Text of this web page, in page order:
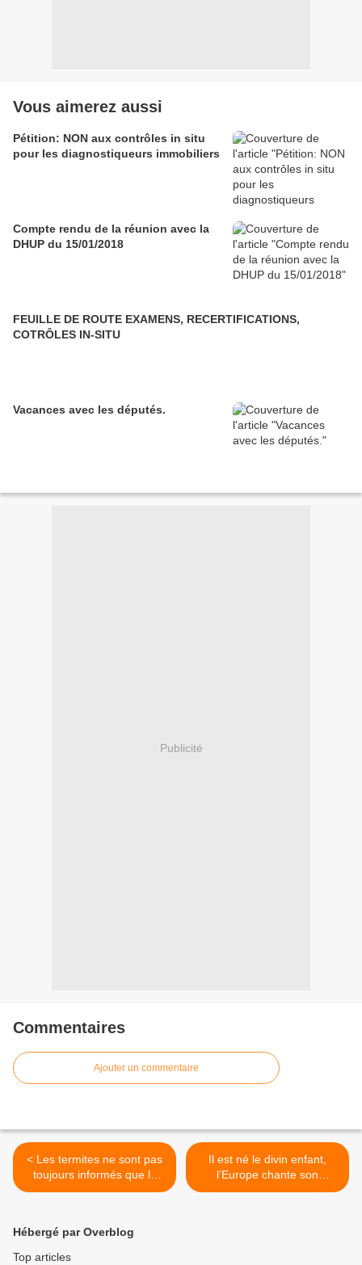
Vous aimerez aussi
Pétition: NON aux contrôles in situ
pour les diagnostiqueurs immobiliers
Compte rendu de la réunion avec la
DHUP du 15/01/2018
FEUILLE DE ROUTE EXAMENS, RECERTIFICATIONS,
COTRÔLES IN-SITU
Vacances avec les députés.
Publicité
Commentaires
Ajouter un commentaire
< Les termites ne sont pas
toujours informés que le
gratuit n’est pas assuré.
Il est né le divin enfant,
l’Europe chante son
enterrement. >
Hébergé par Overblog
Top articles